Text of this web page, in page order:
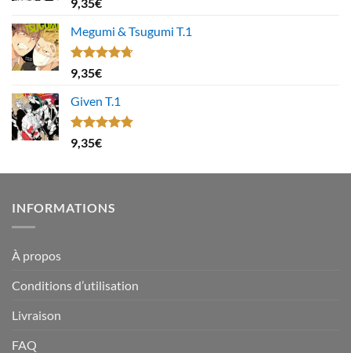
4.00
5Megumi & Tsugumi T.1
Note4.67
sur 5
9,35€
Given T.1
Note5.00
sur 5
9,35€
INFORMATIONS
À propos
Conditions d’utilisation
Livraison
FAQ